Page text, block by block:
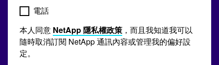
電話
本人同意 NetApp 隱私權政策 ，而且我知道我可以
隨時取消訂閱 NetApp 通訊內容或管理我的偏好設
定。